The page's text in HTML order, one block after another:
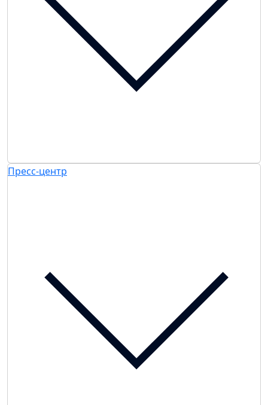
Пресс-центр